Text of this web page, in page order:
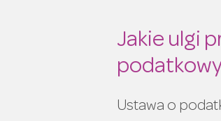
Jakie ulgi
Ustawa o